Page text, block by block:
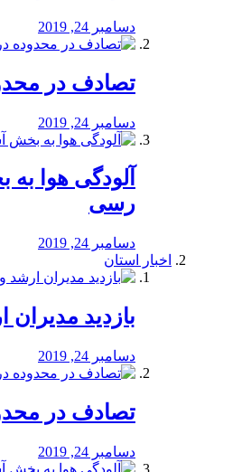
دسامبر 24, 2019
تصادف در
دسامبر 24, 2019
آلودگی هوا
رسی
دسامبر 24, 2019
اخبار استان
بازدید
دسامبر 24, 2019
تصادف در
دسامبر 24, 2019